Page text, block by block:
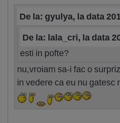
De la: gyulya, la data
De la: lala_cri, la data
esti in pofte?
nu,vroiam sa-i fac o
in vedere ca eu nu gatesc